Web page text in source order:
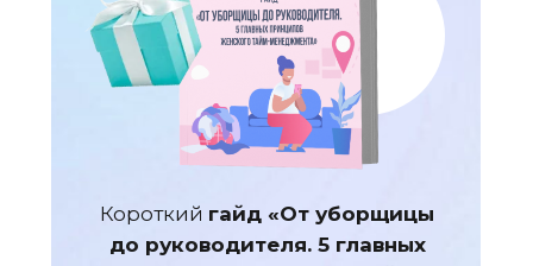
Короткий гайд «От уборщицы
до руководителя. 5 главных